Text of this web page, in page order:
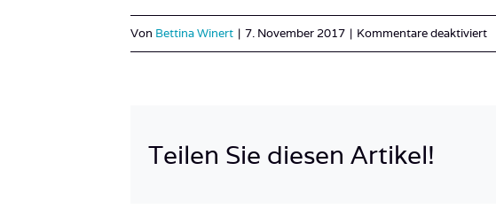
Von Bettina Winert | 7. November 2017 | Kommentare deaktiviertfür
Teilen Sie diesen Artikel!